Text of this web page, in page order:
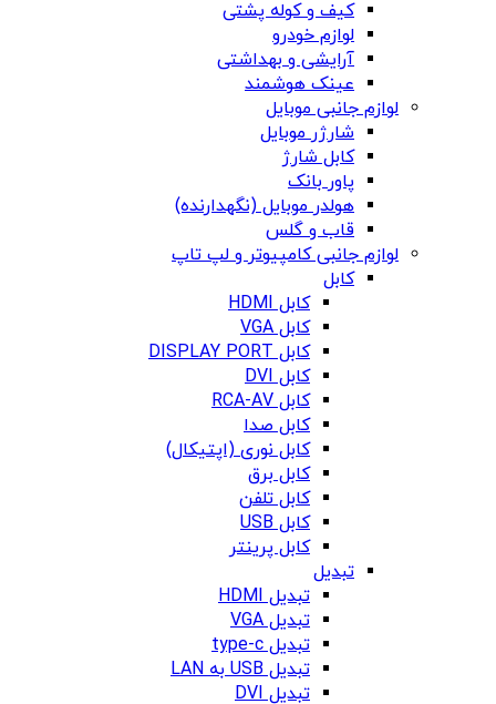
کیف و کوله پشتی
لوازم خودرو
آرایشی و بهداشتی
عینک هوشمند
لوازم جانبی موبایل
شارژر موبایل
کابل شارژ
پاور بانک
هولدر موبایل (نگهدارنده)
قاب و گلس
لوازم جانبی کامپیوتر و لپ تاپ
کابل
کابل HDMI
کابل VGA
کابل DISPLAY PORT
کابل DVI
کابل RCA-AV
کابل صدا
کابل نوری (اپتیکال)
کابل برق
کابل تلفن
کابل USB
کابل پرینتر
تبدیل
تبدیل HDMI
تبدیل VGA
تبدیل type-c
تبدیل USB به LAN
تبدیل DVI